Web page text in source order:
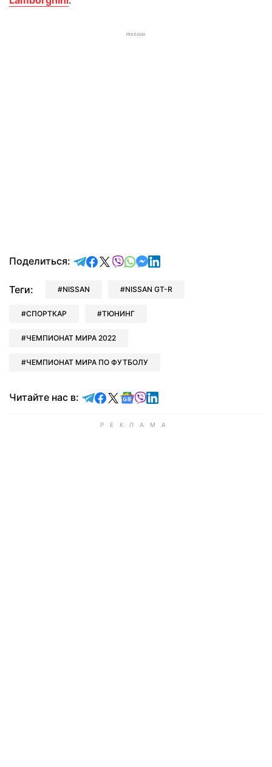
РЕКЛАМА
Поделиться: отправить в Telegram
поделиться в Facebook
поделиться в X
отправить в Viber
отправить в Whatsapp
отправить в Messenger
отправить в LinkedIn
Теги: NISSAN NISSAN GT-R
СПОРТКАР ТЮНИНГ
ЧЕМПИОНАТ МИРА 2022
ЧЕМПИОНАТ МИРА ПО ФУТБОЛУ
Читайте нас в: Читайте в Telegram
Читайте в Facebook
Читайте в X
Читайте в Google news
Читайте в Viber
Читайте в LinkedIn